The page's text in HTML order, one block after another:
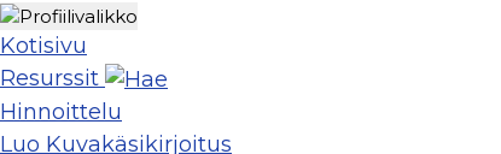
Kotisivu
Resurssit
Hinnoittelu
Luo Kuvakäsikirjoitus